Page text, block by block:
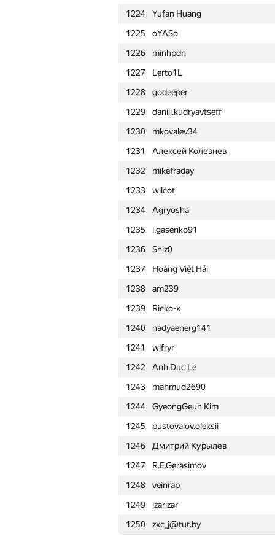
1224
Yufan Huang
1225
oYASo
1226
minhpdn
1227
Lerto1L
1228
godeeper
1229
daniil.kudryavtseff
1230
mkovalev34
1231
Алексей Колезнев
1232
mikefraday
1233
wilcot
1234
Agryosha
1235
i.gasenko91
1236
Shiz0
1237
Hoàng Việt Hải
1238
am239
1239
Ricko-x
1240
nadyaenerg141
1241
wlfryr
1242
Anh Duc Le
1243
mahmud2690
1244
GyeongGeun Kim
1245
pustovalov.oleksii
1246
Дмитрий Курылев
1247
R.E.Gerasimov
1248
veinrap
1249
izarizar
1250
zxc_j@tut.by
1201 TakeETEASY
1202
Bala Varadarajan
1203
cscasper
1204
olga.dragun2010
1205
fengsuiyan
1206
Noureldin yosri
1207
random.account.name
1208
dkuzminov
1209
Андрей Заварин
1210
dobrynin@aimtech.com
1211
kvaziomich
1212
ladisgin
1213
taosama2017
1214
amaljat99
1215
Алексей Трилис
1216
Sergey Shcheglov
1217
Евгения
1218
krishnaanaril
1219
EA5
1220
yevshin
1221
hloshkin
1222
zimpha
1223
MrKaStep
1224
Yufan Huang
1225
oYASo
1226
minhpdn
1227
Lerto1L